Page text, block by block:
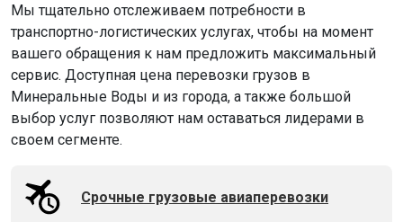
Мы тщательно отслеживаем потребности в
транспортно-логистических услугах, чтобы на момент
вашего обращения к нам предложить максимальный
сервис. Доступная цена перевозки грузов в
Минеральные Воды и из города, а также большой
выбор услуг позволяют нам оставаться лидерами в
своем сегменте.
Срочные грузовые авиаперевозки